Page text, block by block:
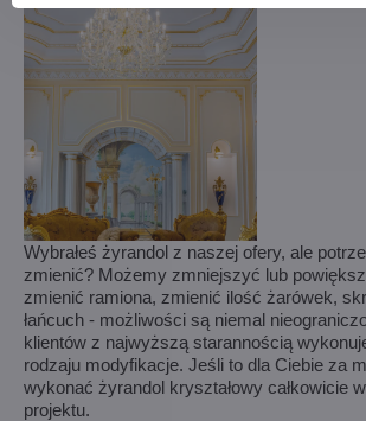
Wybrałeś żyrandol z naszej ofery, ale
zmienić? Możemy zmniejszyć lub
zmienić ramiona, zmienić ilość żarówek,
łańcuch - możliwości są niemal
klientów z najwyższą starannością
rodzaju modyfikacje. Jeśli to dla Ciebie za
wykonać żyrandol kryształowy całkowicie
projektu.